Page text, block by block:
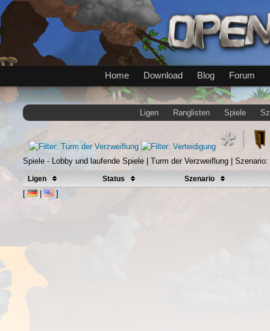
Home Download Blog Forum
Ligen Ranglisten Spiele
Spiele - Lobby und laufende Spiele | Turm der Verzweiflung |
Ligen Status Szenario
[ | ]